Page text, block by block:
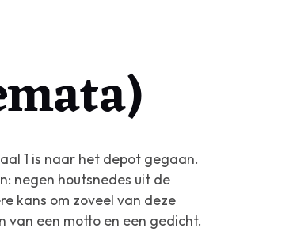
1 is naar het depot gegaan.
negen houtsnedes uit de
kans om zoveel van deze
een motto en een gedicht.